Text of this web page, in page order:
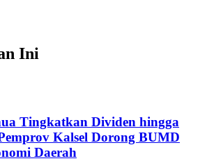
Ini
Tingkatkan Dividen hingga
Kalsel Dorong BUMD
Daerah